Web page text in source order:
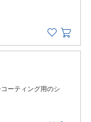
ーティング用のシ